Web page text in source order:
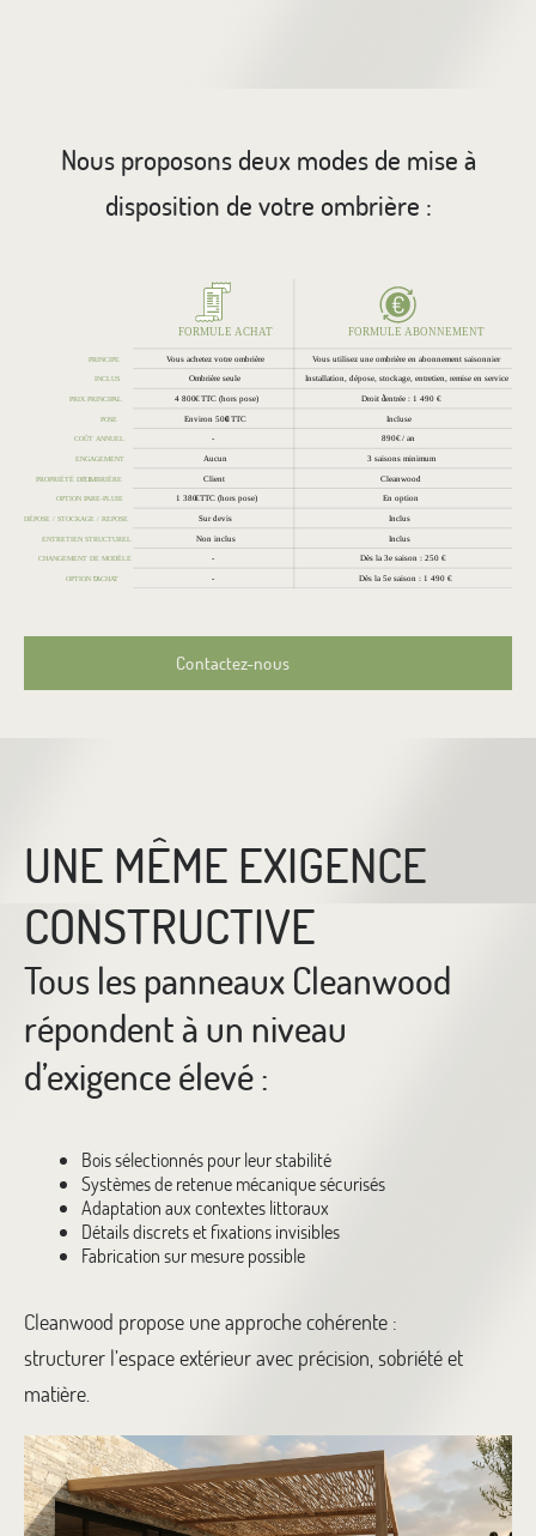
Nous proposons deux modes de mise à
disposition de votre ombrière :
Contactez-nous
UNE MÊME EXIGENCE
CONSTRUCTIVE
Tous les panneaux Cleanwood
répondent à un niveau
d’exigence élevé :
Bois sélectionnés pour leur stabilité
Systèmes de retenue mécanique sécurisés
Adaptation aux contextes littoraux
Détails discrets et fixations invisibles
Fabrication sur mesure possible
Cleanwood propose une approche cohérente :
structurer l’espace extérieur avec précision, sobriété et
matière.